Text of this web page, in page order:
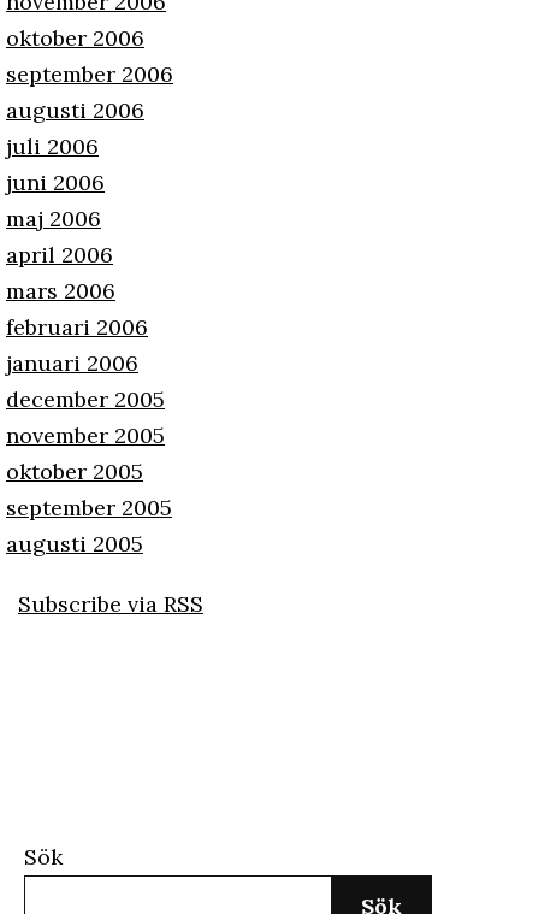
oktober 2006
september 2006
augusti 2006
juli 2006
juni 2006
maj 2006
april 2006
mars 2006
februari 2006
januari 2006
december 2005
november 2005
oktober 2005
september 2005
augusti 2005
Subscribe via RSS
Sök
Sök